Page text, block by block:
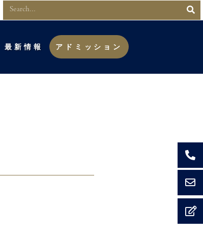
最新情報 アドミッション